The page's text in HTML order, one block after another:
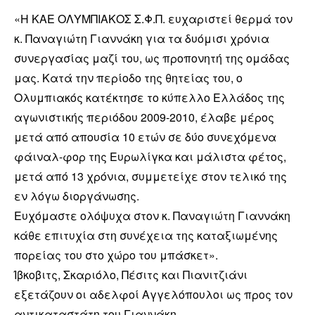
«Η ΚΑΕ ΟΛΥΜΠΙΑΚΟΣ Σ.Φ.Π. ευχαριστεί θερμά τον
κ. Παναγιώτη Γιαννάκη για τα δυόμισι χρόνια
συνεργασίας μαζί του, ως προπονητή της ομάδας
μας. Κατά την περίοδο της θητείας του, ο
Ολυμπιακός κατέκτησε το κύπελλο Ελλάδος της
αγωνιστικής περιόδου 2009-2010, έλαβε μέρος
μετά από απουσία 10 ετών σε δύο συνεχόμενα
φάιναλ-φορ της Ευρωλίγκα και μάλιστα φέτος,
μετά από 13 χρόνια, συμμετείχε στον τελικό της
εν λόγω διοργάνωσης.
Ευχόμαστε ολόψυχα στον κ. Παναγιώτη Γιαννάκη
κάθε επιτυχία στη συνέχεια της καταξιωμένης
πορείας του στο χώρο του μπάσκετ».
Ίβκοβιτς, Σκαριόλο, Πέσιτς και Πιανιτζιάνι
εξετάζουν οι αδελφοί Αγγελόπουλοι ως προς τον